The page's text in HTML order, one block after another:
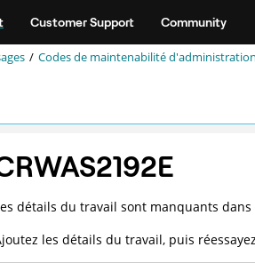
Customer Support Community
Codes de maintenabilité d'administration
détails du travail sont manquants
les détails du travail, puis réessayez